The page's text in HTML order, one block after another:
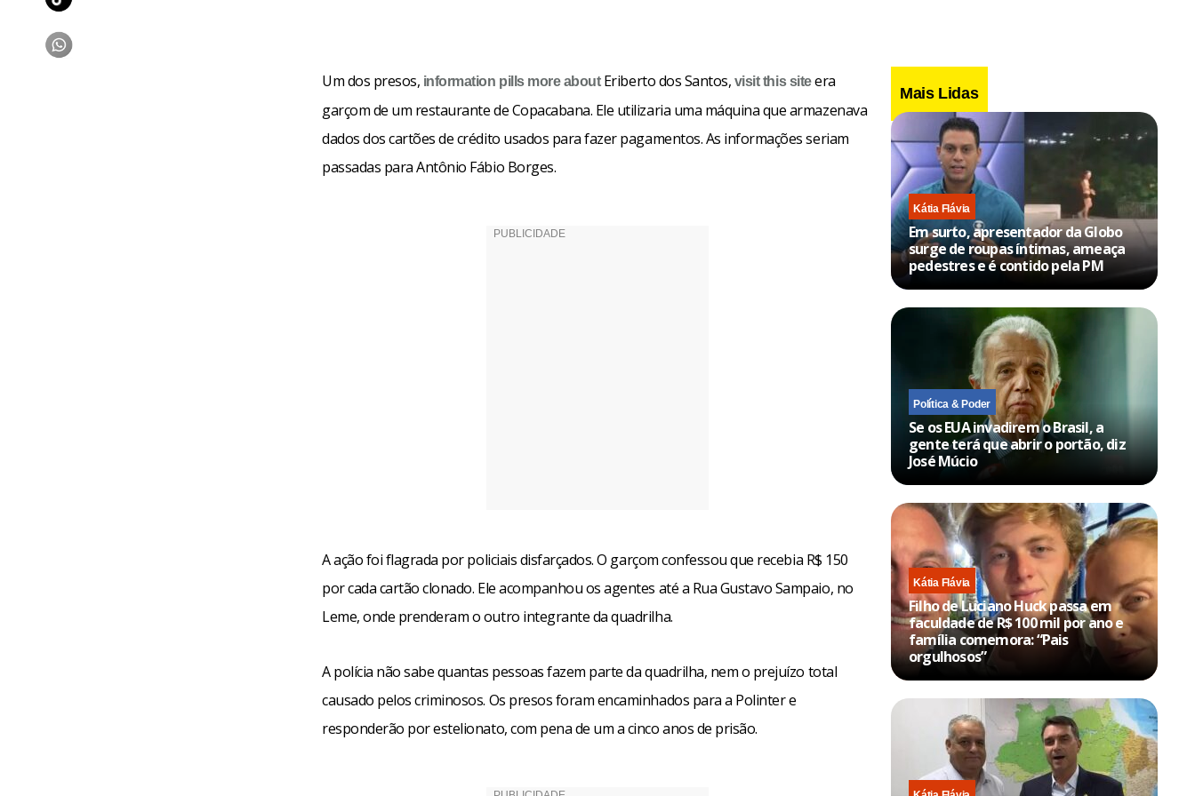
Um dos presos, information pills more aboutEriberto dos Santos, visit this siteera
garçom de um restaurante de Copacabana. Ele utilizaria uma máquina que armazenava
dados dos cartões de crédito usados para fazer pagamentos. As informações seriam
passadas para Antônio Fábio Borges.
A ação foi flagrada por policiais disfarçados. O garçom confessou que recebia R$ 150
por cada cartão clonado. Ele acompanhou os agentes até a Rua Gustavo Sampaio, no
Leme, onde prenderam o outro integrante da quadrilha.
A polícia não sabe quantas pessoas fazem parte da quadrilha, nem o prejuízo total
causado pelos criminosos. Os presos foram encaminhados para a Polinter e
responderão por estelionato, com pena de um a cinco anos de prisão.
Mais Lidas
Kátia Flávia
Em surto, apresentador da Globo
surge de roupas íntimas, ameaça
pedestres e é contido pela PM
Política & Poder
Se os EUA invadirem o Brasil, a
gente terá que abrir o portão, diz
José Múcio
Kátia Flávia
Filho de Luciano Huck passa em
faculdade de R$ 100 mil por ano e
família comemora: “Pais
orgulhosos”